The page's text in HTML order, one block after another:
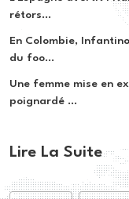
rétors...
En Colombie,
du foo...
Une femme mise en
poignardé ...
Lire La Suite